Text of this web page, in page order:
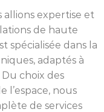
allions expertise et
de haute
spécialisée dans la
adaptés à
choix des
l’espace, nous
de services